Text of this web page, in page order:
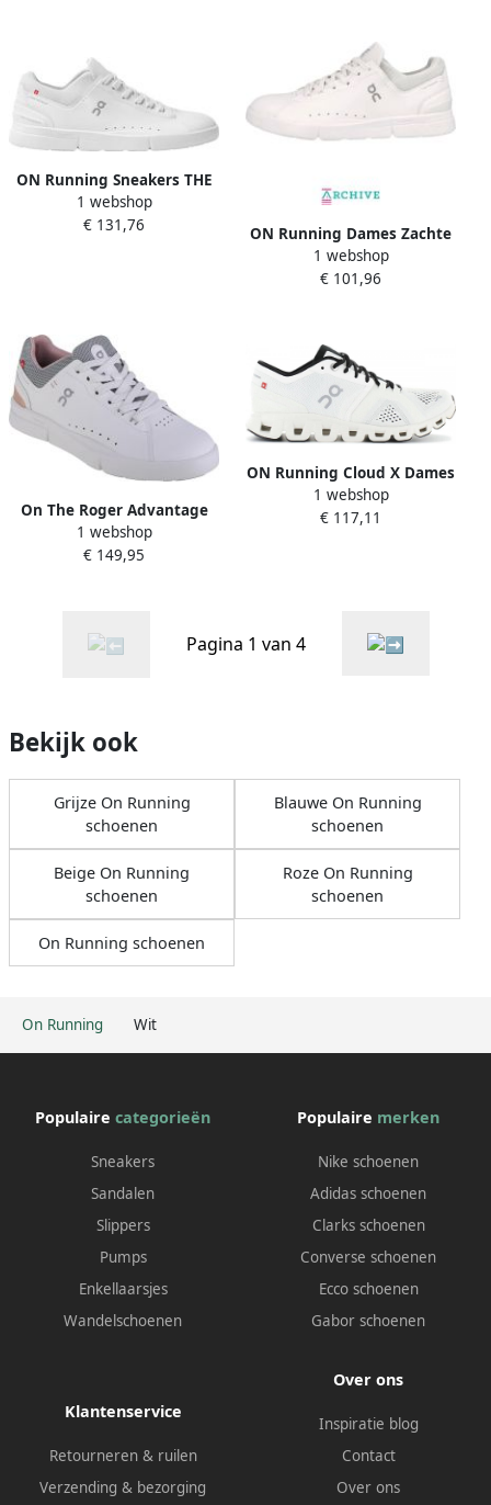
On Running Wit
ON Running Sneakers THE
ROGER ADVANTAGE-002351
ALL WHITE 3MD10642351
1 webshop
€ 131,76
ON Running Dames Zachte
Nubuck Sneakers White
Dames
1 webshop
€ 101,96
On The Roger Advantage
White Schoenmaat 41
Sneakers 48 99454
1 webshop
€ 149,95
ON Running Cloud X Dames
Hardloopschoenen Running
Schoenen
1 webshop
€ 117,11
Pagina 1 van 4
Bekijk ook
Grijze On Running
schoenen
Blauwe On Running
schoenen
Beige On Running
schoenen
Roze On Running
schoenen
On Running schoenen
Populaire categorieën
Sneakers
Sandalen
Slippers
Pumps
Enkellaarsjes
Wandelschoenen
Populaire merken
Nike schoenen
Adidas schoenen
Clarks schoenen
Converse schoenen
Ecco schoenen
Gabor schoenen
Klantenservice
Retourneren & ruilen
Verzending & bezorging
Over ons
Inspiratie blog
Contact
Over ons